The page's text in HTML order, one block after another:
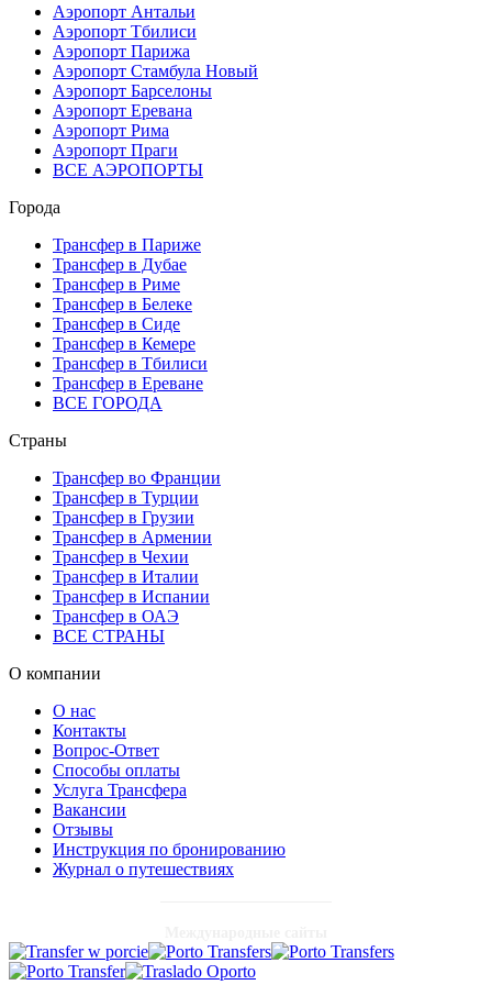
Аэропорт Антальи
Аэропорт Тбилиси
Аэропорт Парижа
Аэропорт Стамбула Новый
Аэропорт Барселоны
Аэропорт Еревана
Аэропорт Рима
Аэропорт Праги
ВСЕ АЭРОПОРТЫ
Города
Трансфер в Париже
Трансфер в Дубае
Трансфер в Риме
Трансфер в Белеке
Трансфер в Сиде
Трансфер в Кемере
Трансфер в Тбилиси
Трансфер в Ереване
ВСЕ ГОРОДА
Страны
Трансфер во Франции
Трансфер в Турции
Трансфер в Грузии
Трансфер в Армении
Трансфер в Чехии
Трансфер в Италии
Трансфер в Испании
Трансфер в ОАЭ
ВСЕ СТРАНЫ
О компании
О нас
Контакты
Вопрос-Ответ
Способы оплаты
Услуга Трансфера
Вакансии
Отзывы
Инструкция по бронированию
Журнал о путешествиях